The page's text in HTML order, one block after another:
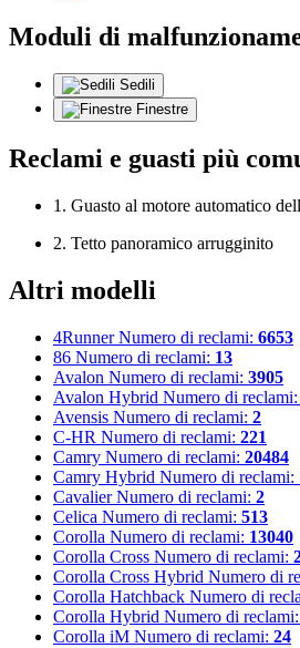
Moduli di
Sedili
Finestre
Reclami e guasti più
1. Guasto al motore automatico
2. Tetto panoramico arrugginito
Altri modelli
4Runner Numero di reclami: 6653
86 Numero di reclami: 13
Avalon Numero di reclami: 3905
Avalon Hybrid Numero di reclami:
Avensis Numero di reclami: 2
C-HR Numero di reclami: 221
Camry Numero di reclami: 20484
Camry Hybrid Numero di reclami:
Cavalier Numero di reclami: 2
Celica Numero di reclami: 513
Corolla Numero di reclami: 13040
Corolla Cross Numero di reclami:
Corolla Cross Hybrid Numero di
Corolla Hatchback Numero di
Corolla Hybrid Numero di reclami:
Corolla iM Numero di reclami: 24